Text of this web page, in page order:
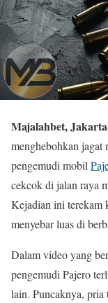
Majalahbet, Jakarta
menghebohkan jagat
pengemudi mobil
cekcok di jalan raya
Kejadian ini terekam
menyebar luas di
Dalam video yang
pengemudi Pajero
lain. Puncaknya, pria